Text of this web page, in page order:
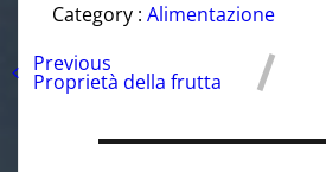
Category : Alimentazione
Previous
Proprietà della frutta